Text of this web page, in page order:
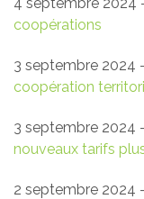
coopérations
3 septembre 2024
coopération
3 septembre 2024
nouveaux tarifs
2 septembre 2024